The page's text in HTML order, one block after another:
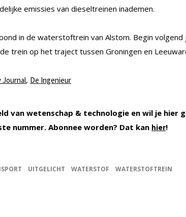
emissies van dieseltreinen inademen.
in de waterstoftrein van Alstom. Begin volgend
trein op het traject tussen Groningen en
Journal, De Ingenieur
van wetenschap & technologie en wil je hier
nummer. Abonnee worden? Dat kan hier!
UITGELICHT WATERSTOF WATERSTOFTREIN